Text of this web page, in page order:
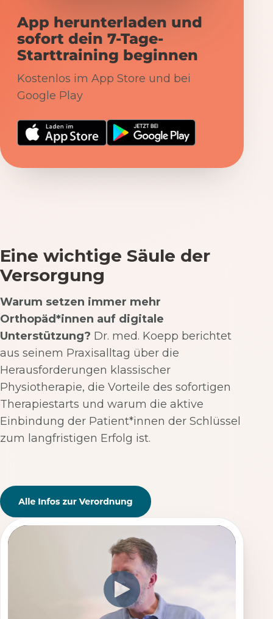
App herunterladen und
sofort dein 7-Tage-
Starttraining beginnen
Kostenlos im App Store und bei
Google Play
Eine wichtige Säule der
Versorgung
Warum setzen immer mehr
Orthopäd*innen auf digitale
Unterstützung? Dr. med. Koepp berichtet
aus seinem Praxisalltag über die
Herausforderungen klassischer
Physiotherapie, die Vorteile des sofortigen
Therapiestarts und warum die aktive
Einbindung der Patient*innen der Schlüssel
zum langfristigen Erfolg ist.